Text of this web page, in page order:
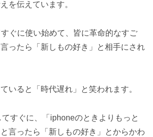
を伝えています。
ぐに使い始めて、皆に革命的なすご
ったら「新しもの好き」と相手にされ
いると「時代遅れ」と笑われます。
すぐに、「iphoneのときよりもっと
言ったら「新しもの好き」とからかわ